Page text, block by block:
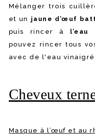
Mélanger trois
et un jaune d’œuf
puis rincer à l’eau
pouvez rincer tous
avec de l'eau
Cheveux
Masque à l’œuf et au